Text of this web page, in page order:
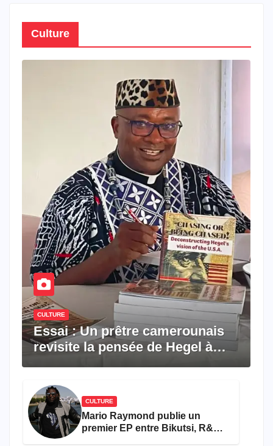
Culture
CULTURE
Essai : Un prêtre camerounais
revisite la pensée de Hegel à
CULTURE
Mario Raymond publie un
premier EP entre Bikutsi, R&B